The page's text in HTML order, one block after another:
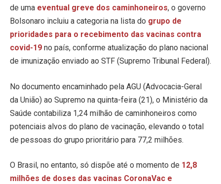
de uma eventual greve dos caminhoneiros, o governo
Bolsonaro incluiu a categoria na lista do grupo de
prioridades para o recebimento das vacinas contra
covid-19 no país, conforme atualização do plano nacional
de imunização enviado ao STF (Supremo Tribunal Federal).
No documento encaminhado pela AGU (Advocacia-Geral
da União) ao Supremo na quinta-feira (21), o Ministério da
Saúde contabiliza 1,24 milhão de caminhoneiros como
potenciais alvos do plano de vacinação, elevando o total
de pessoas do grupo prioritário para 77,2 milhões.
O Brasil, no entanto, só dispõe até o momento de 12,8
milhões de doses das vacinas CoronaVac e